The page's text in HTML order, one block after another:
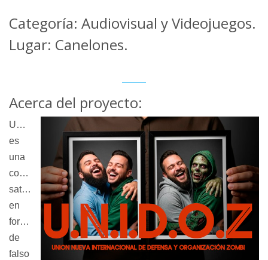
Categoría: Audiovisual y Videojuegos.
Lugar: Canelones.
Acerca del proyecto:
UNIDOZ
es
una
comedia
satírica
en
formato
de
falso